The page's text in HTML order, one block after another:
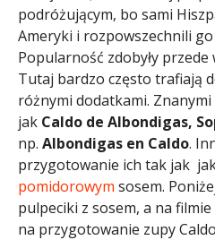
podróżującym, bo sami
Ameryki i rozpowszechnili
Popularność zdobyły przede
Tutaj bardzo często trafiają
różnymi dodatkami.
jak Caldo de Albondigas,
np. Albondigas en Caldo.
przygotowanie ich tak jak
pomidorowym sosem.
pulpeciki z sosem, a na
na przygotowanie zupy